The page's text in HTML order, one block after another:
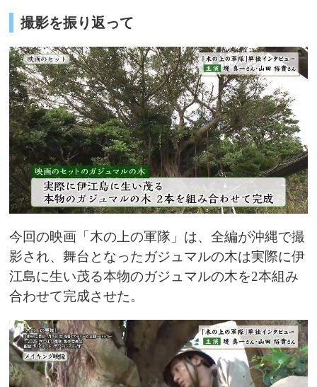
撮影を振り返って
今回の映画「木の上の軍隊」は、全編が沖縄で撮
影され、舞台となったガジュマルの木は実際に伊
江島に生い茂る本物のガジュマルの木を2本組み
合わせて完成させた。